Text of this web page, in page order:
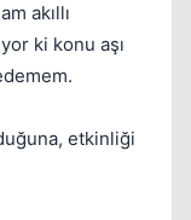
akıllı
ki konu aşı
etkinliği